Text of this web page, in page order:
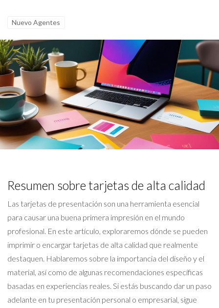
Nuevo Agentes
Resumen sobre tarjetas de alta calidad
Las tarjetas de presentación son una herramienta esencial
para causar una buena primera impresión en el mundo
profesional. En este artículo, exploraremos dónde se pueden
imprimir o encargar tarjetas de alta calidad que realmente
destaquen. Hablaremos sobre la importancia del diseño y el
material, así como de algunas recomendaciones específicas
basadas en experiencias reales. Si estás buscando dar un paso
adelante en tu presentación personal o empresarial, sigue